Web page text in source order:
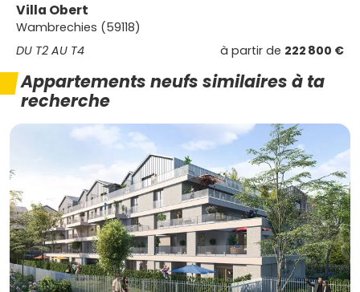
Villa Obert
Wambrechies (59118)
DU T2 AU T4
à partir de 222 800 €
Appartements neufs similaires à ta
recherche